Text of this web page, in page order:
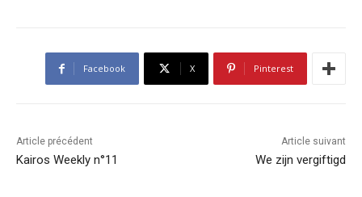
Facebook X Pinterest
Article précédent
Kairos Weekly n°11
Article suivant
We zijn vergiftigd